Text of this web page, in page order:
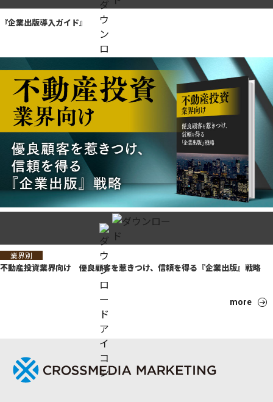
『企業出版導入ガイド』
業界別
不動産投資業界向け 優良顧客を惹きつけ、信頼を得る『企業出版』戦略
more